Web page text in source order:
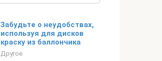
Забудьте о неудобствах,
используя для дисков
краску из баллончика
Другое